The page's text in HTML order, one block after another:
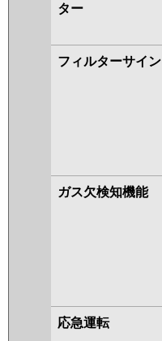
ター
フィルターサイン
ガス欠検知機能
応急運転